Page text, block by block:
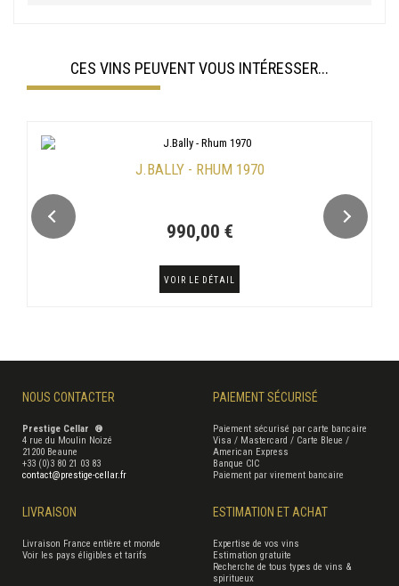
CES VINS PEUVENT VOUS INTÉRESSER...
J.BALLY - RHUM 1970
990,00 €
VOIR LE DÉTAIL
NOUS CONTACTER
Prestige Cellar ®
4 rue du Moulin Noizé
21200 Beaune
+33 (0)3 80 21 03 83
contact@prestige-cellar.fr
PAIEMENT SÉCURISÉ
Paiement sécurisé par carte bancaire
Visa / Mastercard / Carte Bleue /
American Express
Banque CIC
Paiement par virement bancaire
LIVRAISON
Livraison France entière et monde
Voir les pays éligibles et tarifs
ESTIMATION ET ACHAT
Expertise de vos vins
Estimation gratuite
Recherche de tous types de vins &
spiritueux